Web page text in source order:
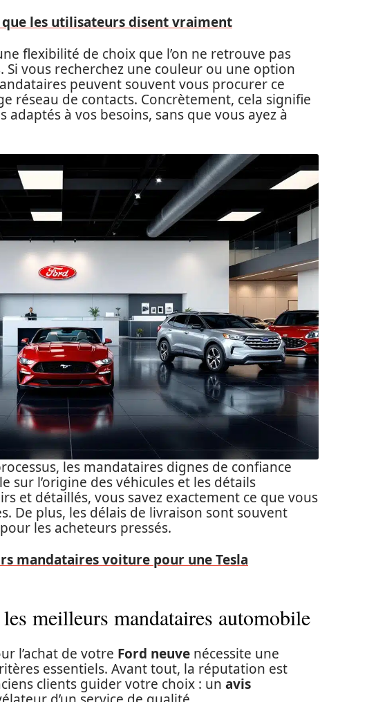
que les utilisateurs disent vraiment
flexibilité de choix que l’on ne retrouve pas
Si vous recherchez une couleur ou une option
peuvent souvent vous procurer ce
réseau de contacts. Concrètement, cela signifie
à vos besoins, sans que vous ayez à
les mandataires dignes de confiance
l’origine des véhicules et les détails
et détaillés, vous savez exactement ce que vous
De plus, les délais de livraison sont souvent
les acheteurs pressés.
mandataires voiture pour une Tesla
meilleurs mandataires automobile
l’achat de votre Ford neuve nécessite une
essentiels. Avant tout, la réputation est
clients guider votre choix : un avis